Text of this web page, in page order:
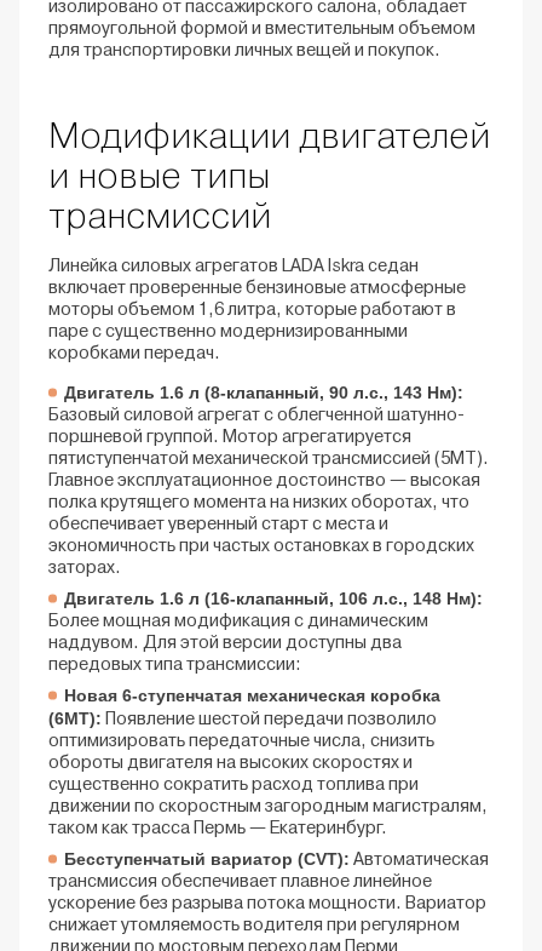
изолировано от пассажирского салона, обладает
прямоугольной формой и вместительным объемом
для транспортировки личных вещей и покупок.
Модификации двигателей
и новые типы
трансмиссий
Линейка силовых агрегатов LADA Iskra седан
включает проверенные бензиновые атмосферные
моторы объемом 1,6 литра, которые работают в
паре с существенно модернизированными
коробками передач.
Двигатель 1.6 л (8-клапанный, 90 л.с., 143 Нм):
Базовый силовой агрегат с облегченной шатунно-
поршневой группой. Мотор агрегатируется
пятиступенчатой механической трансмиссией (5МТ).
Главное эксплуатационное достоинство — высокая
полка крутящего момента на низких оборотах, что
обеспечивает уверенный старт с места и
экономичность при частых остановках в городских
заторах.
Двигатель 1.6 л (16-клапанный, 106 л.с., 148 Нм):
Более мощная модификация с динамическим
наддувом. Для этой версии доступны два
передовых типа трансмиссии:
Новая 6-ступенчатая механическая коробка
(6МТ): Появление шестой передачи позволило
оптимизировать передаточные числа, снизить
обороты двигателя на высоких скоростях и
существенно сократить расход топлива при
движении по скоростным загородным магистралям,
таком как трасса Пермь — Екатеринбург.
Бесступенчатый вариатор (CVT): Автоматическая
трансмиссия обеспечивает плавное линейное
ускорение без разрыва потока мощности. Вариатор
снижает утомляемость водителя при регулярном